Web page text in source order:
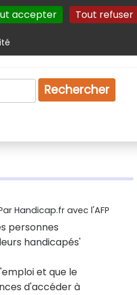
accepter Tout refuser
services Plan du site Gestion
Droit
Rechercher
Handicap.fr avec l'AFP
personnes
handicapés'
et que le
d'accéder à